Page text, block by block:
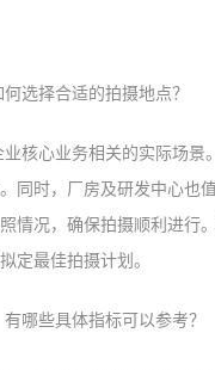
选择合适的拍摄地点？
核心业务相关的实际场
同时，厂房及研发中心也
情况，确保拍摄顺利进行
定最佳拍摄计划。
哪些具体指标可以参考？